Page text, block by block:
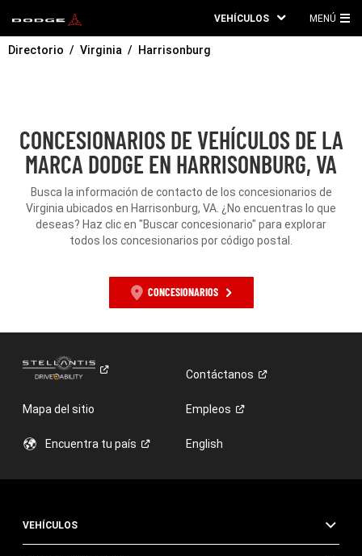
VEHÍCULOS MENÚ
Directorio Virginia Harrisonburg
CONCESIONARIOS DE VEHÍCULOS DE LA
MARCA DODGE EN HARRISONBURG, VA
Busca la información de contacto de los concesionarios de
Virginia ubicados en Harrisonburg, VA. ¿No encuentras lo que
deseas? Haz clic en "Buscar concesionario" para explorar
todos los concesionarios por código postal.
CONCESIONARIOS
Contáctanos
Mapa del sitio Empleos
Encuentra tu país English
VEHÍCULOS